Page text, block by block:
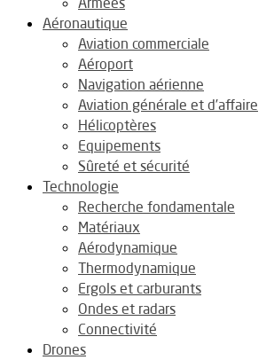
Aéronautique
Aviation commerciale
Aéroport
Navigation aérienne
Aviation générale et d’affaire
Hélicoptères
Equipements
Sûreté et sécurité
Technologie
Recherche fondamentale
Matériaux
Aérodynamique
Thermodynamique
Ergols et carburants
Ondes et radars
Connectivité
Drones